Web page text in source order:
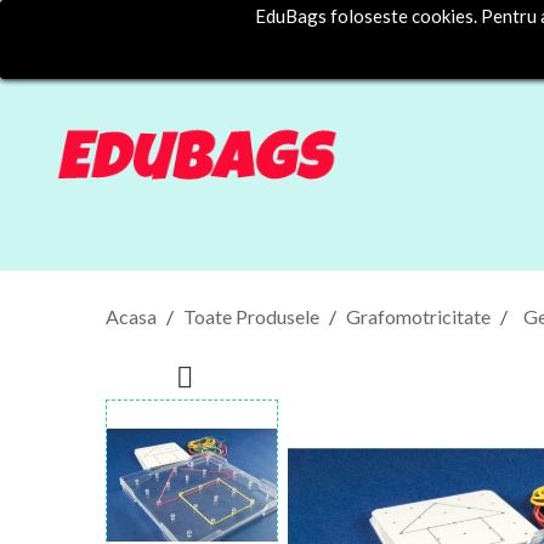
EduBags foloseste cookies.
Acasa Toate Produsele Grafomotricitate
